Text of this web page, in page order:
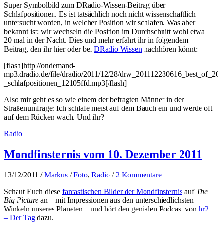
Super Symbolbild zum DRadio-Wissen-Beitrag über
Schlafpositionen. Es ist tatsächlich noch nicht wissenschaftlich
untersucht worden, in welcher Position wir schlafen. Was aber
bekannt ist: wir wechseln die Position im Durchschnitt wohl etwa
20 mal in der Nacht. Dies und mehr erfahrt ihr in folgendem
Beitrag, den ihr hier oder bei DRadio Wissen nachhören könnt:
[flash]http://ondemand-
mp3.dradio.de/file/dradio/2011/12/28/
_schlafpositionen_12105ffd.mp3[/flash]
Also mir geht es so wie einem der befragten Männer in der
Straßenumfrage: Ich schlafe meist auf dem Bauch ein und werde oft
auf dem Rücken wach. Und ihr?
Radio
Mondfinsternis vom 10. Dezember 2011
13/12/2011 /Markus /Foto, Radio / 2 Kommentare
Schaut Euch diese fantastischen Bilder der Mondfinsternis auf The
Big Picture an – mit Impressionen aus den unterschiedlichsten
Winkeln unseres Planeten – und hört den genialen Podcast von hr2
– Der Tag dazu.